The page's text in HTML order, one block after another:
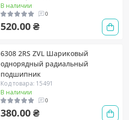
В наличии
0
520.00 ₴
6308 2RS ZVL Шариковый
однорядный радиальный
подшипник
Код товара: 15491
В наличии
0
380.00 ₴